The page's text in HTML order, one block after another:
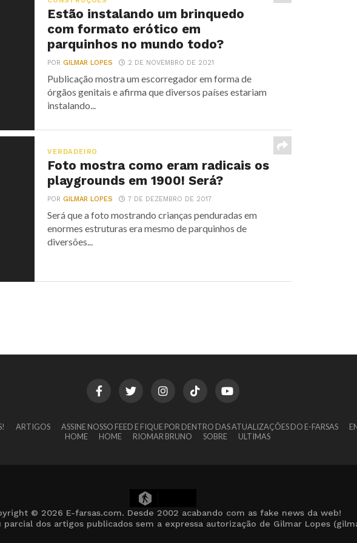
Estão instalando um brinquedo
com formato erótico em
parquinhos no mundo todo?
PORGILMAR LOPES 2 DE NOVEMBRO DE 2021
Publicação mostra um escorregador em forma de
órgãos genitais e afirma que diversos países estariam
instalando...
VERDADEIRO
Foto mostra como eram radicais os
playgrounds em 1900! Será?
PORGILMAR LOPES 7 DE DEZEMBRO DE 2017
Será que a foto mostrando crianças penduradas em
enormes estruturas era mesmo de parquinhos de
diversões...
ARTIGOS ASSINE NOSSO FEED E FIQUE POR DENTRO DAS ATUALIZAÇÕES DO E-FARSAS
HOME
HOME RIOMAR BRUNO SOBRE ULTIMAS
© 2026 E-farsas.com. Desde 2002 acabando com as fake news da web!
dos artigos publicados sem a expressa autorização de Gilmar Lopes